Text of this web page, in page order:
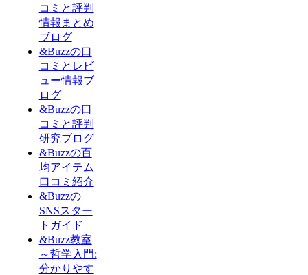
コミと評判
情報まとめ
ブログ
&Buzzの口
コミとレビ
ュー情報ブ
ログ
&Buzzの口
コミと評判
研究ブログ
&Buzzの百
均アイテム
口コミ紹介
&Buzzの
SNSスター
トガイド
&Buzz教室
～哲学入門:
分かりやす